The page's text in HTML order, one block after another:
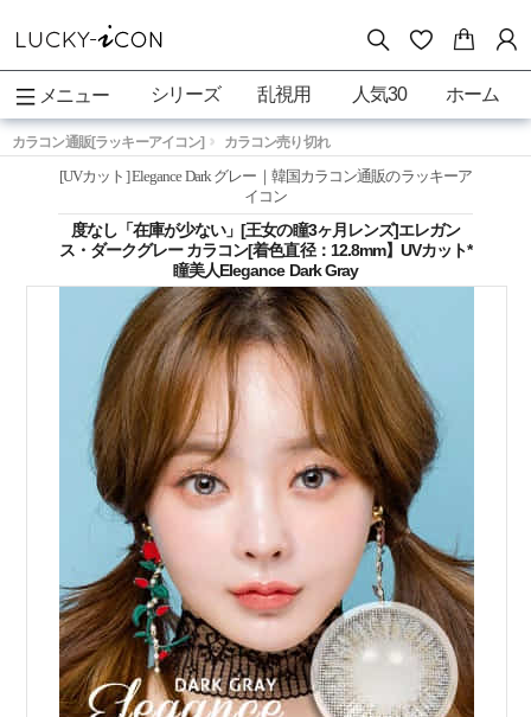
メニュー シリーズ 乱視用 人気30 ホーム
カラコン通販[ラッキーアイコン] カラコン売り切れ
[UVカット] Elegance Dark グレー｜韓国カラコン通販のラッキーア
イコン
度なし「在庫が少ない」[王女の瞳3ヶ月レンズ]エレガン
ス・ダークグレー カラコン[着色直径：12.8mm】UVカット*
瞳美人Elegance Dark Gray